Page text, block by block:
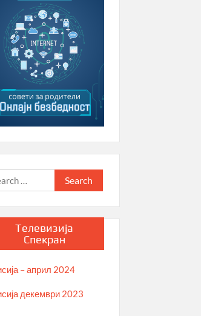
Search
for:
Телевизија
Спекран
– април 2024
декември 2023